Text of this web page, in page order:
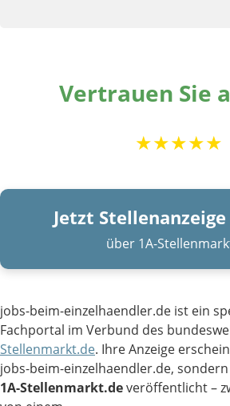
Vertrauen Sie
★★★★★
Jetzt
über 1A-
jobs-beim-einzelhaendler.de ist ein
Fachportal im Verbund des
Stellenmarkt.de. Ihre Anzeige
jobs-beim-einzelhaendler.de,
1A-Stellenmarkt.deveröffentlicht –